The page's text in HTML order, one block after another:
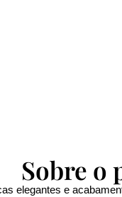
Sobre o
elegantes e